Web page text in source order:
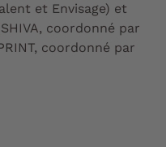
et Envisage) et
coordonné par
coordonné par